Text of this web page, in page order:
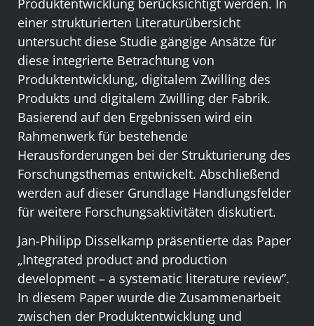
einer strukturierten Literaturübersicht
untersucht diese Studie gängige Ansätze für
diese integrierte Betrachtung von
Produktentwicklung, digitalem Zwilling des
Produkts und digitalem Zwilling der Fabrik.
Basierend auf den Ergebnissen wird ein
Rahmenwerk für bestehende
Herausforderungen bei der Strukturierung des
Forschungsthemas entwickelt. Abschließend
werden auf dieser Grundlage Handlungsfelder
für weitere Forschungsaktivitäten diskutiert.
Jan-Philipp Disselkamp präsentierte das Paper
„Integrated product and production
development – a systematic literature review”.
In diesem Paper wurde die Zusammenarbeit
zwischen der Produktentwicklung und